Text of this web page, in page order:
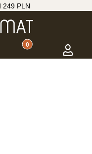
249 PLN
Produkty w koszyku:
Koszyk Zaloguj